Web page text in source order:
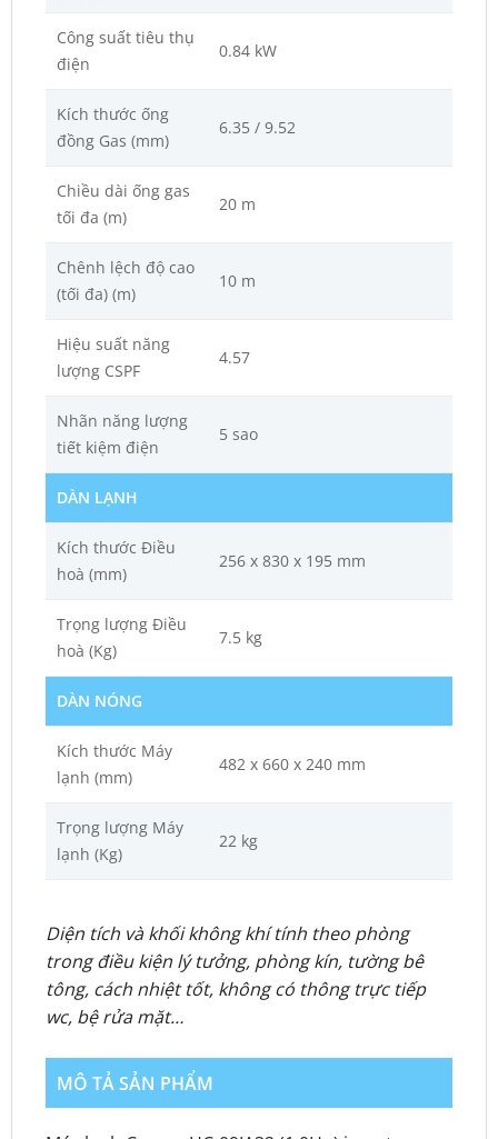
Công suất tiêu thụ
điện
0.84 kW
Kích thước ống
đồng Gas (mm)
6.35 / 9.52
Chiều dài ống gas
tối đa (m)
20 m
Chênh lệch độ cao
(tối đa) (m)
10 m
Hiệu suất năng
lượng CSPF
4.57
Nhãn năng lượng
tiết kiệm điện
5 sao
DÀN LẠNH
Kích thước Điều
hoà (mm)
256 x 830 x 195 mm
Trọng lượng Điều
hoà (Kg)
7.5 kg
DÀN NÓNG
Kích thước Máy
lạnh (mm)
482 x 660 x 240 mm
Trọng lượng Máy
lạnh (Kg)
22 kg
Diện tích và khối không khí tính theo phòng
trong điều kiện lý tưởng, phòng kín, tường bê
tông, cách nhiệt tốt, không có thông trực tiếp
wc, bệ rửa mặt…
MÔ TẢ SẢN PHẨM